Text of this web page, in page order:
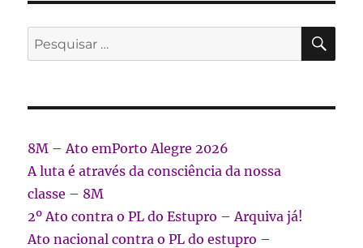
Pesquisar
por:
8M – Ato emPorto Alegre 2026
A luta é através da consciência da nossa
classe – 8M
2º Ato contra o PL do Estupro – Arquiva já!
Ato nacional contra o PL do estupro –